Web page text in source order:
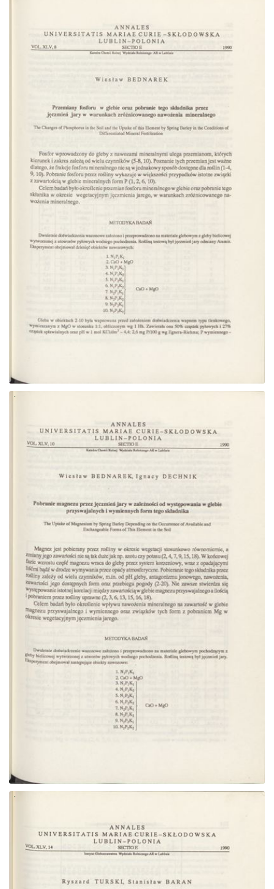
Przejdź do zbioru
Przejdź do zbioru